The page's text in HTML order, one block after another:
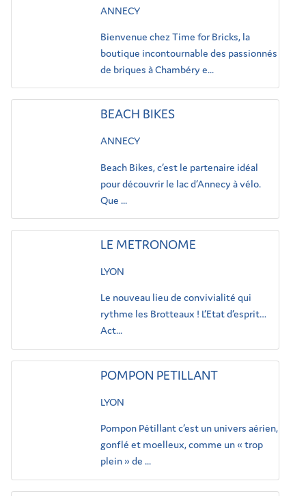
ANNECY
Bienvenue chez Time for Bricks, la
boutique incontournable des passionnés
de briques à Chambéry e...
BEACH BIKES
ANNECY
Beach Bikes, c’est le partenaire idéal
pour découvrir le lac d’Annecy à vélo.
Que ...
LE METRONOME
LYON
Le nouveau lieu de convivialité qui
rythme les Brotteaux ! L’Etat d’esprit…
Act...
POMPON PETILLANT
LYON
Pompon Pétillant c’est un univers aérien,
gonflé et moelleux, comme un « trop
plein » de ...